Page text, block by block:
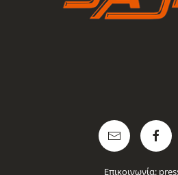
Επικοινωνία: